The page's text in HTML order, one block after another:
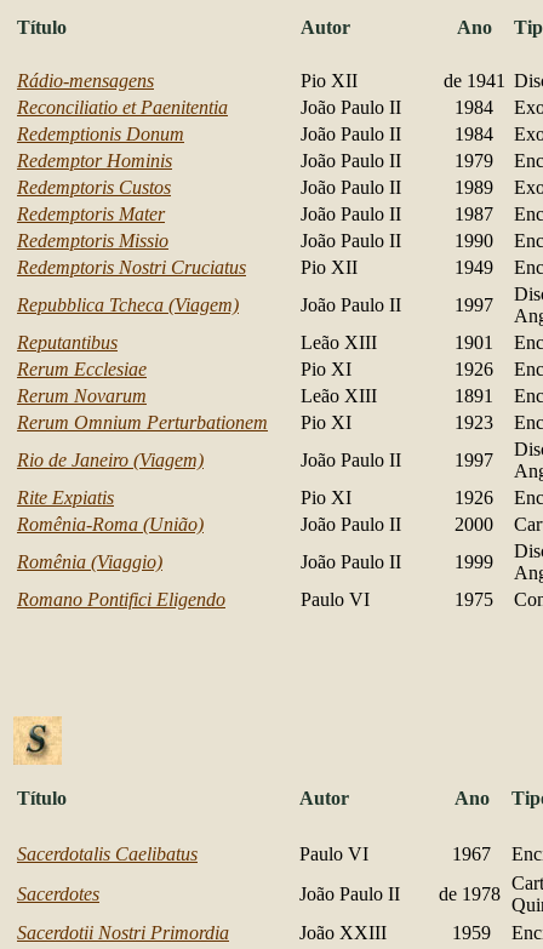
Título Autor Ano
Rádio-mensagens Pio XII de 1941
Reconciliatio et Paenitentia
João Paulo II 1984
Redemptionis Donum
João Paulo II 1984
Redemptor Hominis
João Paulo II 1979
Redemptoris Custos
João Paulo II 1989
Redemptoris Mater
João Paulo II 1987
Redemptoris Missio
João Paulo II 1990
Redemptoris Nostri Cruciatus
Pio XII 1949
Repubblica Tcheca (Viagem)
João Paulo II 1997
Reputantibus
Leão XIII 1901
Rerum Ecclesiae
Pio XI 1926
Rerum Novarum
Leão XIII 1891
Rerum Omnium Perturbationem
Pio XI 1923
Rio de Janeiro (Viagem)
João Paulo II 1997
Rite Expiatis
Pio XI 1926
Romênia-Roma (União)
João Paulo II 2000
Romênia (Viaggio)
João Paulo II 1999
Romano Pontifici Eligendo
Paulo VI 1975
Título Autor Ano
Sacerdotalis Caelibatus Paulo VI 1967
Sacerdotes
João Paulo II de 1978
Sacerdotii Nostri Primordia
João XXIII 1959